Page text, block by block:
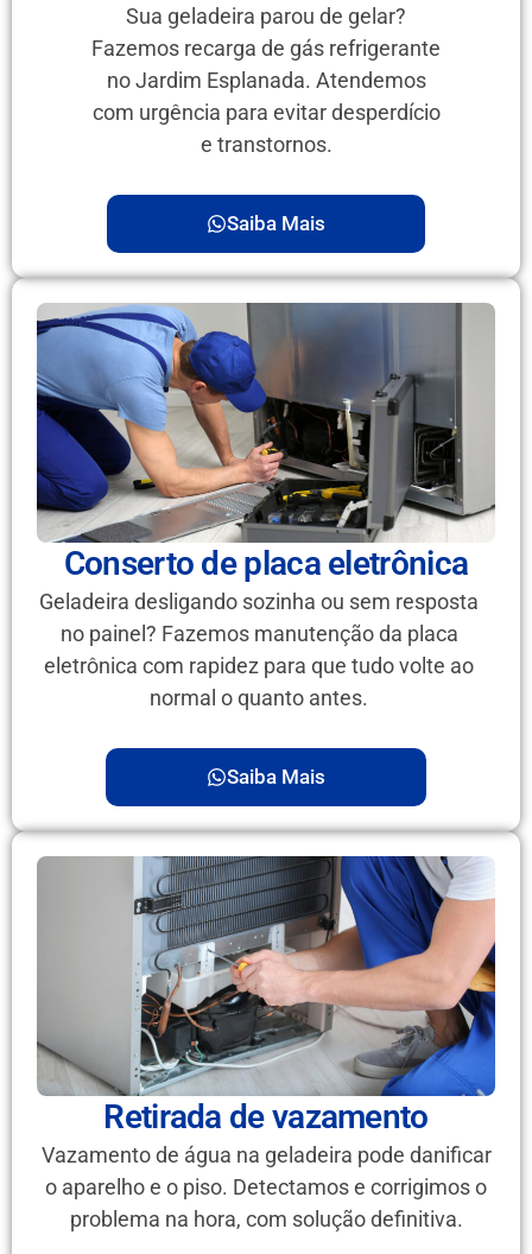
Sua geladeira parou de gelar?
Fazemos recarga de gás refrigerante
no Jardim Esplanada. Atendemos
com urgência para evitar desperdício
e transtornos.
Saiba Mais
Conserto de placa eletrônica
Geladeira desligando sozinha ou sem resposta
no painel? Fazemos manutenção da placa
eletrônica com rapidez para que tudo volte ao
normal o quanto antes.
Saiba Mais
Retirada de vazamento
Vazamento de água na geladeira pode danificar
o aparelho e o piso. Detectamos e corrigimos o
problema na hora, com solução definitiva.